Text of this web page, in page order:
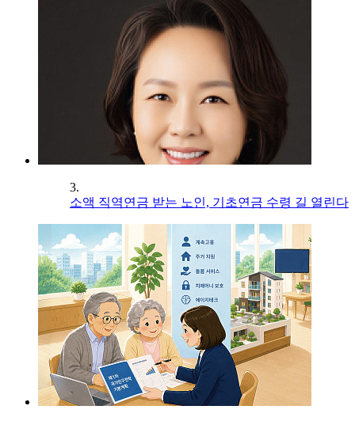
3.
소액 직역연금 받는 노인, 기초연금 수령 길 열린다